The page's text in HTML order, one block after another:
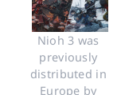
Nioh 3 was
previously
distributed in
Europe by